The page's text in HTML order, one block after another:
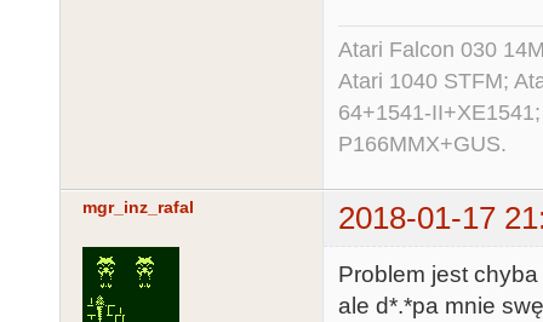
Atari Falcon 030
Atari 1040 STFM;
64+1541-
P166MMX+GUS.
mgr_inz_rafal 2018-01-17
Problem jest
ale d*.*pa mnie